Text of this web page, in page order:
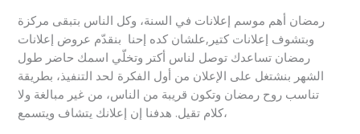
رمضان أهم موسم إعلانات في السنة، وكل الناس بتبقى مركزة
وبتشوف إعلانات كتير,علشان كده إحنا بنقدّم عروض إعلانات
رمضان تساعدك توصل لناس أكتر وتخلّي اسمك حاضر طول
الشهر بنشتغل على الإعلان من أول الفكرة لحد التنفيذ، بطريقة
تناسب روح رمضان وتكون قريبة من الناس، من غير مبالغة ولا
كلام تقيل. هدفنا إن إعلانك يتشاف ويتسمع،